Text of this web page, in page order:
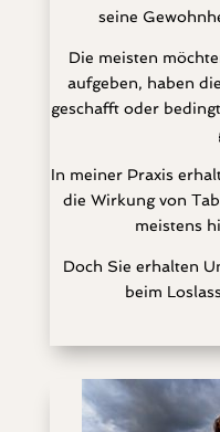
seine
Die meisten
aufgeben, haben
geschafft oder
In meiner Praxis
die Wirkung von
meistens
Doch Sie erhalten
beim